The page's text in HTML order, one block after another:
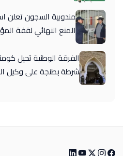
مندوبية السجون تعلن
المنع النهائي لقفة
الفرقة الوطنية تحيل
شرطة بطنجة على وكيل